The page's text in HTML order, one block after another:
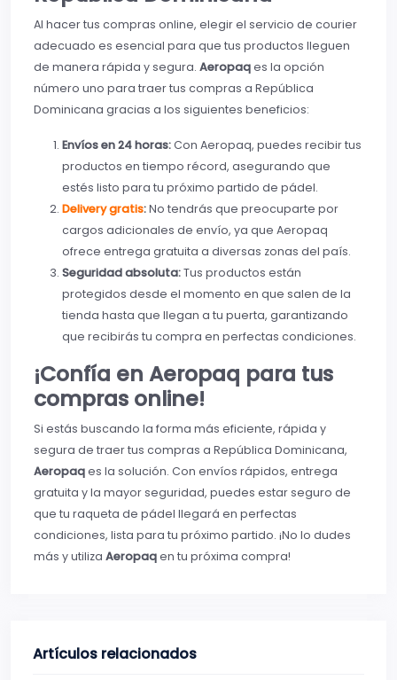
Al hacer tus compras online, elegir el servicio de courier
adecuado es esencial para que tus productos lleguen
de manera rápida y segura. Aeropaqes la opción
número uno para traer tus compras a República
Dominicana gracias a los siguientes beneficios:
Envíos en 24 horas:Con Aeropaq, puedes recibir tus
productos en tiempo récord, asegurando que
estés listo para tu próximo partido de pádel.
Delivery gratis:No tendrás que preocuparte por
cargos adicionales de envío, ya que Aeropaq
ofrece entrega gratuita a diversas zonas del país.
Seguridad absoluta:Tus productos están
protegidos desde el momento en que salen de la
tienda hasta que llegan a tu puerta, garantizando
que recibirás tu compra en perfectas condiciones.
¡Confía en Aeropaq para tus
compras online!
Si estás buscando la forma más eficiente, rápida y
segura de traer tus compras a República Dominicana,
Aeropaqes la solución. Con envíos rápidos, entrega
gratuita y la mayor seguridad, puedes estar seguro de
que tu raqueta de pádel llegará en perfectas
condiciones, lista para tu próximo partido. ¡No lo dudes
más y utiliza Aeropaqen tu próxima compra!
Artículos relacionados